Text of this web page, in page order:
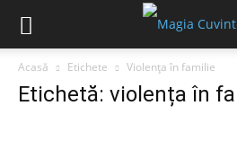
Acasă Etichete Violența în familie
Etichetă: violența în